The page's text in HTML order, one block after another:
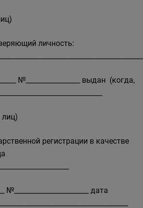
личность:
№________________ выдан (когда,
регистрации в качестве
№______________________ дата